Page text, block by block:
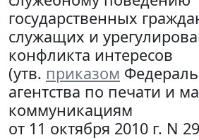
государственных
служащих и
конфликта интересов
(утв. приказом
агентства по печати и
коммуникациям
от 11 октября 2010 г. N